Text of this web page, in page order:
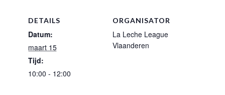
DETAILS
Datum:
maart 15
Tijd:
10:00 - 12:00
ORGANISATOR
La Leche League
Vlaanderen